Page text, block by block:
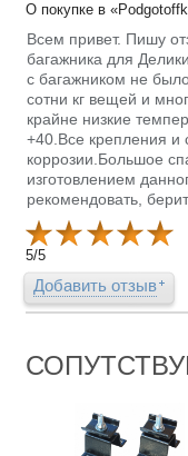
О покупке в
Всем привет. Пишу
багажника для
с багажником не
сотни кг вещей и
крайне низкие
+40.Все крепления
коррозии.Большое
изготовлением
рекомендовать,
5/5
Добавить отзыв